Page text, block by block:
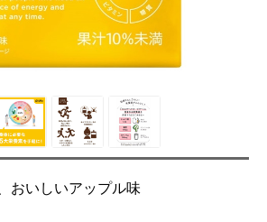
おいしいアップル味